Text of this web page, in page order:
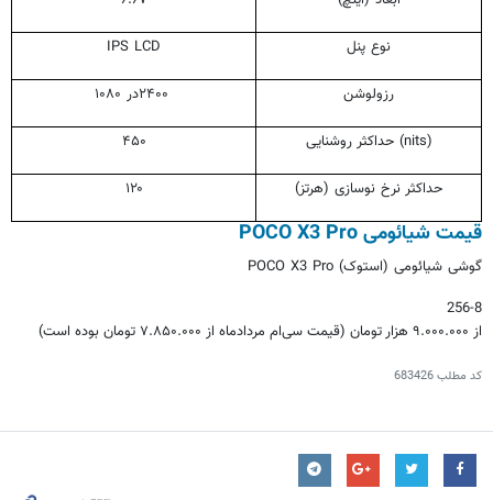
نوع پنل IPS LCD
رزولوشن ۱۰۸۰ در
حداکثر روشنایی (nits) ۴۵۰
حداکثر نرخ نوسازی (هرتز) ۱۲۰
قیمت شیائومی POCO X3 Pro
گوشی شیائومی (استوک) POCO X3 Pro
256-8
از
هزار تومان (قیمت سی‌ام مردادماه از تومان بوده است)
کد مطلب683426